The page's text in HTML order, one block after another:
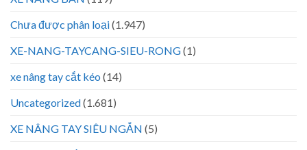
Chưa được phân loại(1.947)
XE-NANG-TAYCANG-SIEU-RONG(1)
xe nâng tay cắt kéo (14)
Uncategorized(1.681)
XE NÂNG TAY SIÊU NGẮN (5)